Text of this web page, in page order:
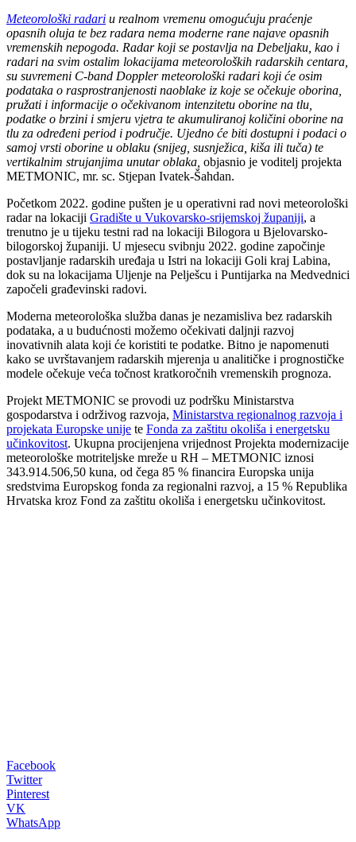
Meteorološki radari u realnom vremenu omogućuju praćenje
opasnih oluja te bez radara nema moderne rane najave opasnih
vremenskih nepogoda. Radar koji se postavlja na Debeljaku, kao i
radari na svim ostalim lokacijama meteoroloških radarskih centara,
su suvremeni C-band Doppler meteorološki radari koji će osim
podataka o rasprostranjenosti naoblake iz koje se očekuje oborina,
pružati i informacije o očekivanom intenzitetu oborine na tlu,
podatke o brzini i smjeru vjetra te akumuliranoj količini oborine na
tlu za određeni period i područje. Ujedno će biti dostupni i podaci o
samoj vrsti oborine u oblaku (snijeg, susnježica, kiša ili tuča) te
vertikalnim strujanjima unutar oblaka, objasnio je voditelj projekta
METMONIC, mr. sc. Stjepan Ivatek-Šahdan.
Početkom 2022. godine pušten je u operativni rad novi meteorološki
radar na lokaciji Gradište u Vukovarsko-srijemskoj županiji, a
trenutno je u tijeku testni rad na lokaciji Bilogora u Bjelovarsko-
bilogorskoj županiji. U mjesecu svibnju 2022. godine započinje
postavljanje radarskih uređaja u Istri na lokaciji Goli kraj Labina,
dok su na lokacijama Uljenje na Pelješcu i Puntijarka na Medvednici
započeli građevinski radovi.
Moderna meteorološka služba danas je nezamisliva bez radarskih
podataka, a u budućnosti možemo očekivati daljnji razvoj
inovativnih alata koji će koristiti te podatke. Bitno je napomenuti
kako se uvrštavanjem radarskih mjerenja u analitičke i prognostičke
modele očekuje veća točnost kratkoročnih vremenskih prognoza.
Projekt METMONIC se provodi uz podršku Ministarstva
gospodarstva i održivog razvoja, Ministarstva regionalnog razvoja i
projekata Europske unije te Fonda za zaštitu okoliša i energetsku
učinkovitost. Ukupna procijenjena vrijednost Projekta modernizacije
meteorološke motriteljske mreže u RH – METMONIC iznosi
343.914.506,50 kuna, od čega 85 % financira Europska unija
sredstvima Europskog fonda za regionalni razvoj, a 15 % Republika
Hrvatska kroz Fond za zaštitu okoliša i energetsku učinkovitost.
Facebook
Twitter
Pinterest
VK
WhatsApp